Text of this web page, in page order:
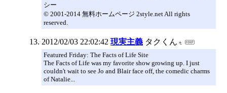
シー
© 2001-2014 無料ホームページ 2style.net All rights
reserved.
2012/02/03 22:02:42 現実主義 タクくん
Featured Friday: The Facts of Life Site
The Facts of Life was my favorite show growing up. I just
couldn't wait to see Jo and Blair face off, the comedic charms
of Natalie...